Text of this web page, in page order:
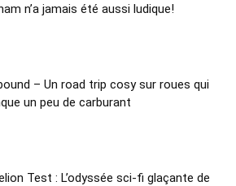
n’a jamais été aussi ludique!
– Un road trip cosy sur roues qui
un peu de carburant
Test : L’odyssée sci-fi glaçante de